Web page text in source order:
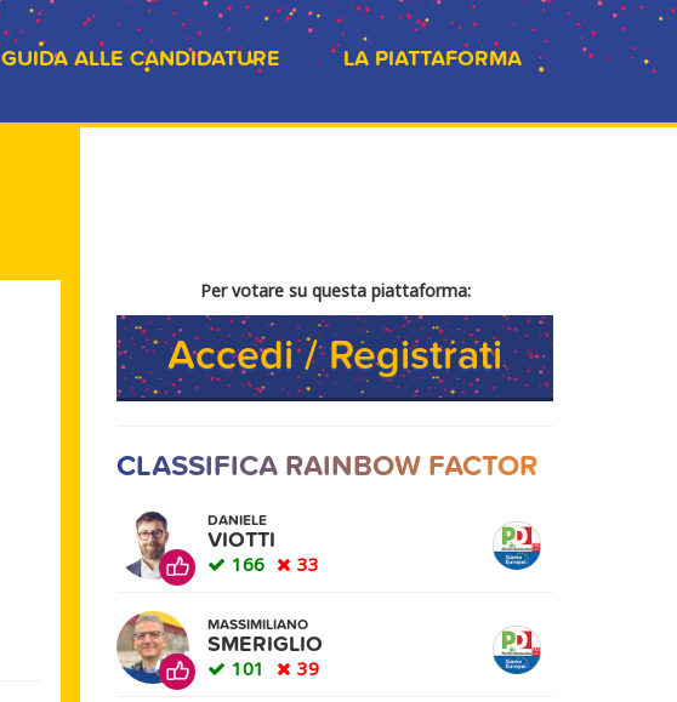
GUIDA ALLE CANDIDATURE LA PIATTAFORMA
Per votare su questa piattaforma:
Accedi / Registrati
CLASSIFICA RAINBOW FACTOR
DANIELE
VIOTTI
166 33
MASSIMILIANO
SMERIGLIO
101 39